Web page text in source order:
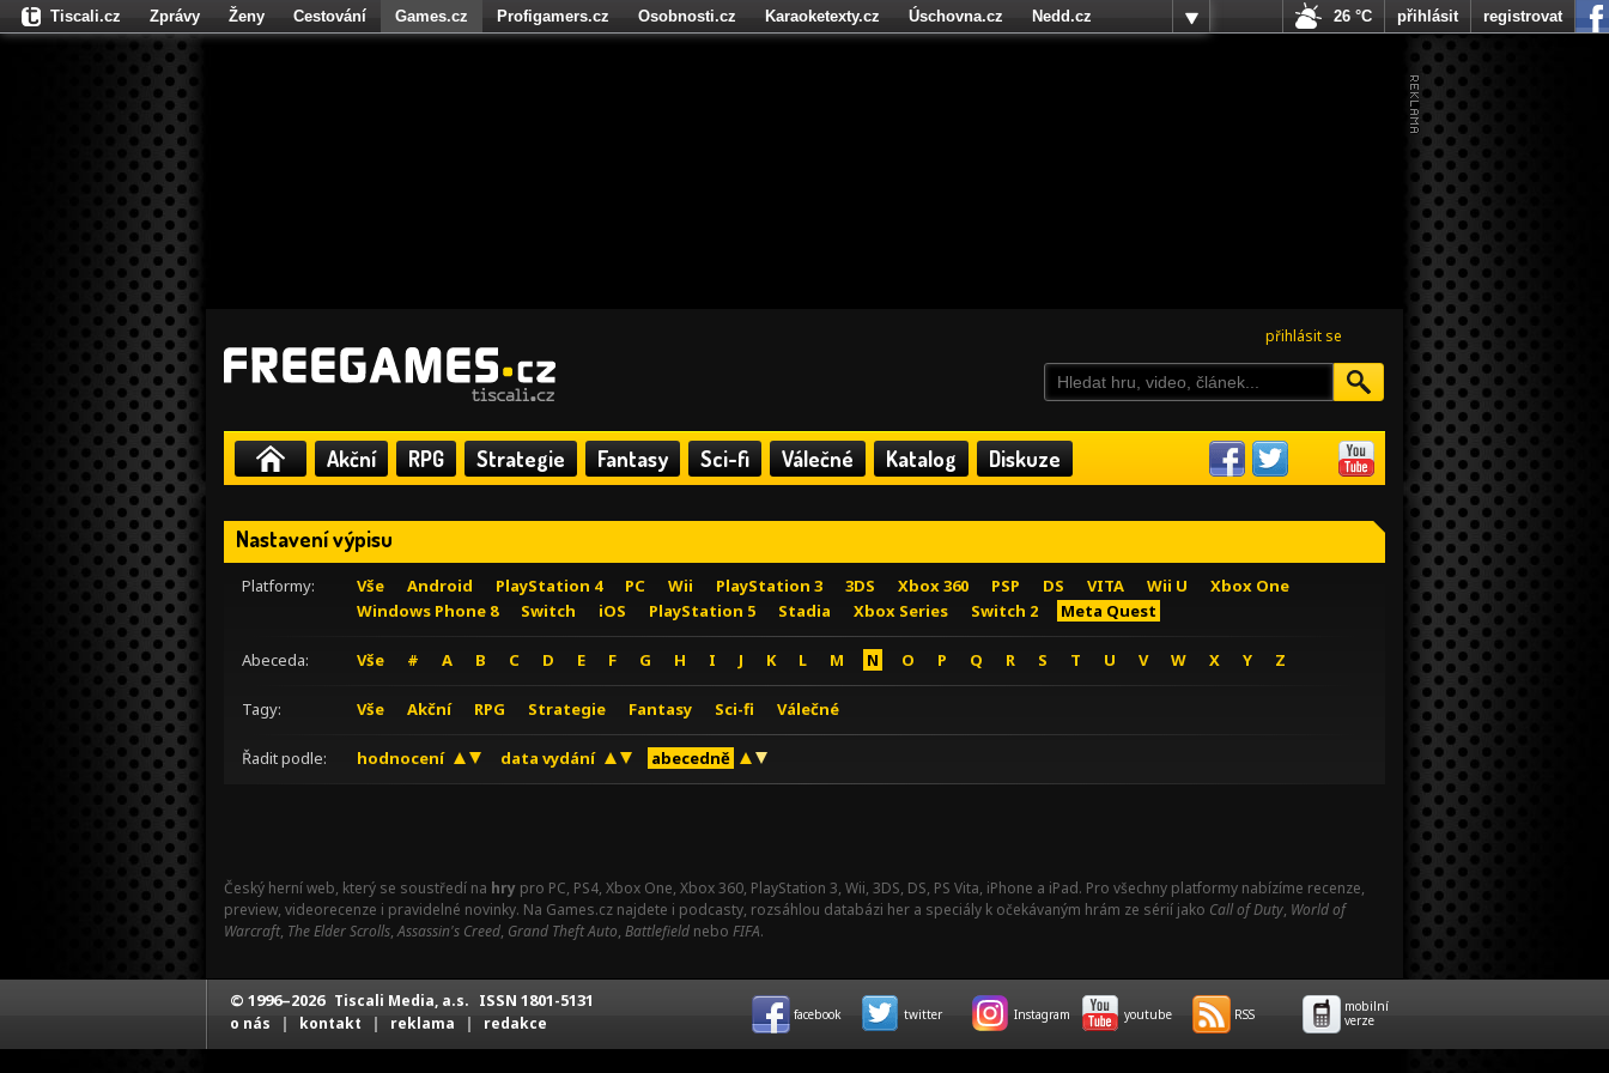
přihlásit se
Akční RPG Strategie Fantasy Sci-fi Válečné Katalog Diskuze
Nastavení výpisu
Platformy: Vše Android PlayStation 4 PC Wii PlayStation 3 3DS Xbox 360 PSP DS VITA Wii U
Xbox One
Windows Phone 8
Switch iOS PlayStation 5 Stadia Xbox Series Switch 2 Meta Quest
Abeceda: Vše # A B C D E F G H I J K L M N O P Q R S T U V W X Y Z
Tagy: Vše Akční RPG Strategie Fantasy Sci-fi Válečné
Řadit podle: hodnocení data vydání abecedně
Český herní web, který se soustředí na hry pro PC, PS4, Xbox One, Xbox 360, PlayStation 3, Wii, 3DS, DS, PS Vita, iPhone a iPad. Pro všechny platformy nabízíme recenze,
preview, videorecenze i pravidelné novinky. Na Games.cz najdete i podcasty, rozsáhlou databázi her a speciály k očekávaným hrám ze sérií jako Call of Duty, World of
Warcraft, The Elder Scrolls,Assassin's Creed, Grand Theft Auto, Battlefield nebo FIFA.
Tiscali.cz Zprávy Ženy Cestování Games.cz Profigamers.cz Osobnosti.cz Karaoketexty.cz Úschovna.cz
Nedd.cz
Fights.cz
26 °C přihlásit registrovat
© 1996–2026 Tiscali Media, a.s. ISSN 1801-5131
o nás | kontakt | reklama | redakce facebook twitter Instagram youtube RSS
mobilní
verze